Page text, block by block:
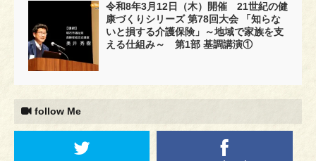
令和8年3月12日（木）開催 21世紀の健
康づくりシリーズ 第78回大会 「知らな
いと損する介護保険」～地域で家族を支
える仕組み～ 第1部 基調講演①
follow Me